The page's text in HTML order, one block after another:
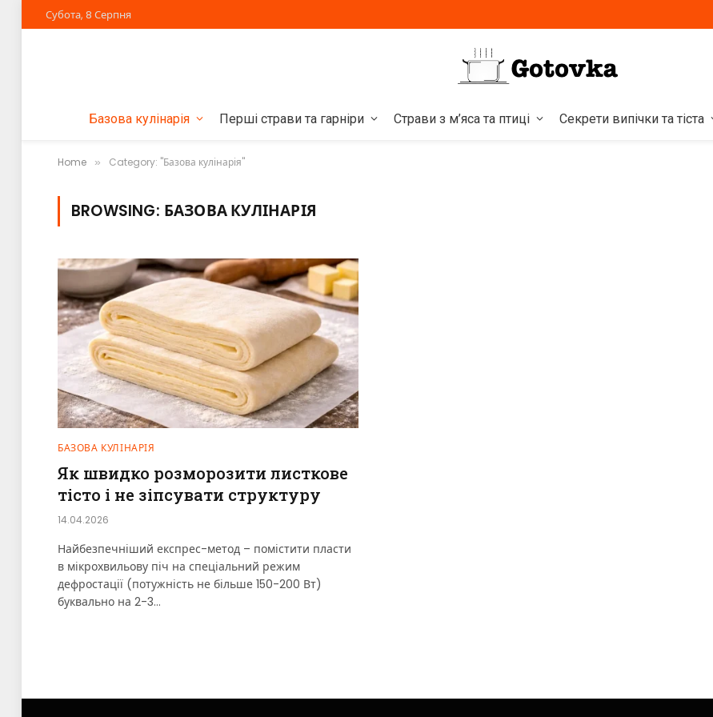
Субота, 8 Серпня
Базова кулінарія Перші страви та гарніри Страви з м’яса та птиці Секрети випічки та тіста
Home » Category: "Базова кулінарія"
BROWSING: БАЗОВА КУЛІНАРІЯ
БАЗОВА КУЛІНАРІЯ
Як швидко розморозити листкове
тісто і не зіпсувати структуру
14.04.2026
Найбезпечніший експрес-метод – помістити пласти
в мікрохвильову піч на спеціальний режим
дефростації (потужність не більше 150-200 Вт)
буквально на 2-3…